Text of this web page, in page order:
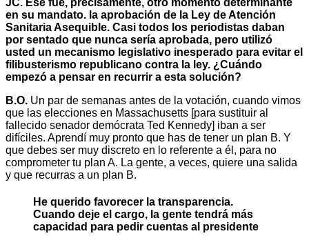
JC. Ese fue, precisamente, otro momento determinante
en su mandato. la aprobación de la Ley de Atención
Sanitaria Asequible. Casi todos los periodistas daban
por sentado que nunca sería aprobada, pero utilizó
usted un mecanismo legislativo inesperado para evitar el
filibusterismo republicano contra la ley. ¿Cuándo
empezó a pensar en recurrir a esta solución?
B.O. Un par de semanas antes de la votación, cuando vimos
que las elecciones en Massachusetts [para sustituir al
fallecido senador demócrata Ted Kennedy] iban a ser
difíciles. Aprendí muy pronto que has de tener un plan B. Y
que debes ser muy discreto en lo referente a él, para no
comprometer tu plan A. La gente, a veces, quiere una salida
y que recurras a un plan B.
He querido favorecer la transparencia.
Cuando deje el cargo, la gente tendrá más
capacidad para pedir cuentas al presidente